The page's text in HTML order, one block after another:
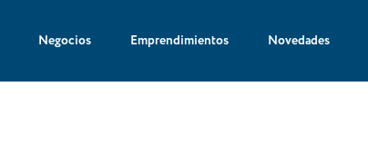
Negocios Emprendimientos Novedades